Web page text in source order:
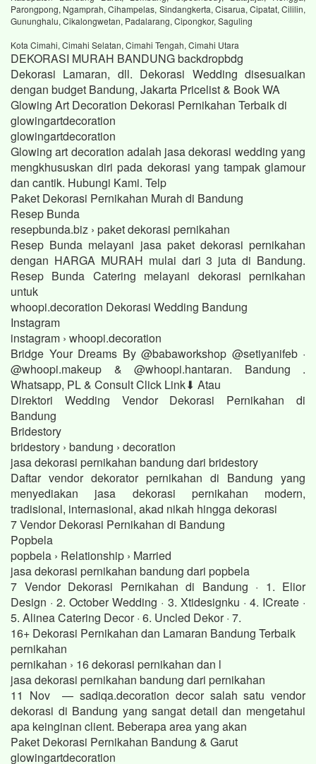
Parongpong, Ngamprah, Cihampelas, Sindangkerta, Cisarua, Cipatat, Cililin,
Gununghalu, Cikalongwetan, Padalarang, Cipongkor, Saguling
Kota Cimahi, Cimahi Selatan, Cimahi Tengah, Cimahi Utara
DEKORASI MURAH BANDUNG backdropbdg
Dekorasi Lamaran, dll. Dekorasi Wedding disesuaikan
dengan budget Bandung, Jakarta Pricelist & Book WA
Glowing Art Decoration Dekorasi Pernikahan Terbaik di
glowingartdecoration
glowingartdecoration
Glowing art decoration adalah jasa dekorasi wedding yang
mengkhususkan diri pada dekorasi yang tampak glamour
dan cantik. Hubungi Kami. Telp
Paket Dekorasi Pernikahan Murah di Bandung
Resep Bunda
resepbunda.biz › paket dekorasi pernikahan
Resep Bunda melayani jasa paket dekorasi pernikahan
dengan HARGA MURAH mulai dari 3 juta di Bandung.
Resep Bunda Catering melayani dekorasi pernikahan
untuk
whoopi.decoration Dekorasi Wedding Bandung
Instagram
instagram › whoopi.decoration
Bridge Your Dreams By @babaworkshop @setiyanifeb ·
@whoopi.makeup & @whoopi.hantaran. Bandung .
Whatsapp, PL & Consult Click Link⬇ Atau
Direktori Wedding Vendor Dekorasi Pernikahan di
Bandung
Bridestory
bridestory › bandung › decoration
jasa dekorasi pernikahan bandung dari bridestory
Daftar vendor dekorator pernikahan di Bandung yang
menyediakan jasa dekorasi pernikahan modern,
tradisional, internasional, akad nikah hingga dekorasi
7 Vendor Dekorasi Pernikahan di Bandung
Popbela
popbela › Relationship › Married
jasa dekorasi pernikahan bandung dari popbela
7 Vendor Dekorasi Pernikahan di Bandung · 1. Elior
Design · 2. October Wedding · 3. Xtidesignku · 4. ICreate ·
5. Alinea Catering Decor · 6. Uncled Dekor · 7.
16+ Dekorasi Pernikahan dan Lamaran Bandung Terbaik
pernikahan
pernikahan › 16 dekorasi pernikahan dan l
jasa dekorasi pernikahan bandung dari pernikahan
11 Nov — sadiqa.decoration decor salah satu vendor
dekorasi di Bandung yang sangat detail dan mengetahui
apa keinginan client. Beberapa area yang akan
Paket Dekorasi Pernikahan Bandung & Garut
glowingartdecoration